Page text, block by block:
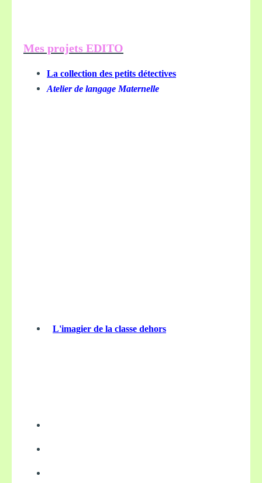
Mes projets EDITO
La collection des petits détectives
Atelier de langage Maternelle
L'imagier de la classe dehors